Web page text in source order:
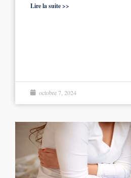
Lire la suite >>
octobre 7, 2024